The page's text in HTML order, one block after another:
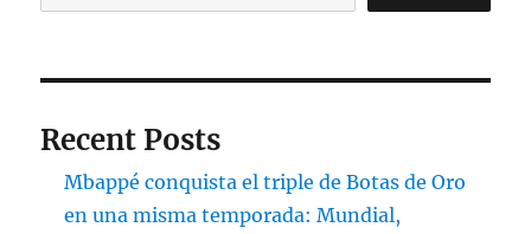
Recent Posts
Mbappé conquista el triple de Botas de Oro
en una misma temporada: Mundial,